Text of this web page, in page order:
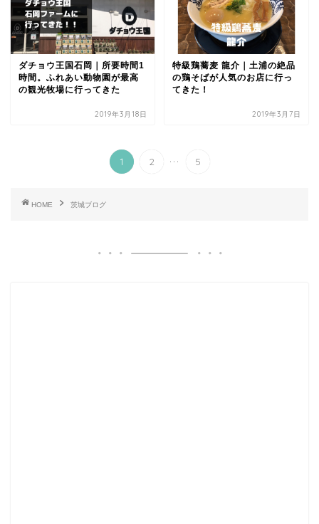
ダチョウ王国石岡｜所要時間1
時間。ふれあい動物園が最高
の観光牧場に行ってきた
2019年3月18日
特級鶏蕎麦 龍介｜土浦の絶品
の鶏そばが人気のお店に行っ
てきた！
2019年3月7日
1 2 ... 5
HOME 茨城ブログ